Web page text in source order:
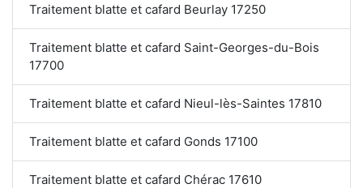
Traitement blatte et cafard Beurlay 17250
Traitement blatte et cafard Saint-Georges-du-Bois
17700
Traitement blatte et cafard Nieul-lès-Saintes 17810
Traitement blatte et cafard Gonds 17100
Traitement blatte et cafard Chérac 17610